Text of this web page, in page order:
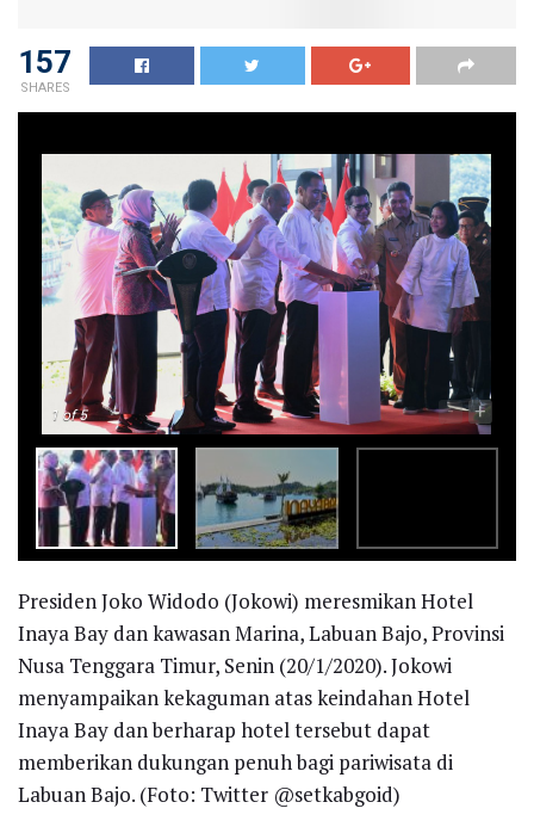
157
SHARES
1 of 5 - +
Presiden Joko Widodo (Jokowi) meresmikan Hotel
Inaya Bay dan kawasan Marina, Labuan Bajo, Provinsi
Nusa Tenggara Timur, Senin (20/1/2020). Jokowi
menyampaikan kekaguman atas keindahan Hotel
Inaya Bay dan berharap hotel tersebut dapat
memberikan dukungan penuh bagi pariwisata di
Labuan Bajo. (Foto: Twitter @setkabgoid)